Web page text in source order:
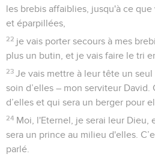
les brebis affaiblies, jusqu'à ce que
et éparpillées,
22 je vais porter secours à mes
plus un butin, et je vais faire le tri
23 Je vais mettre à leur tête un
soin d’elles – mon serviteur David.
d’elles et qui sera un berger pour
24 Moi, l'Eternel, je serai leur Dieu,
sera un prince au milieu d'elles.
parlé.